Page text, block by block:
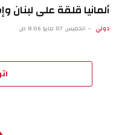
ألمانيا قلقة على لبنان
دولي الخميس 07 مايو 8:06 ص